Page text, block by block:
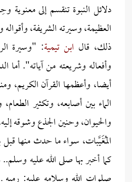
دلائل النبوة تنقسم إلى معنوية
العظيمة، وسيرته الشريفة، وأقواله
ذلك، قال ابن تيمية: "وسيرة
وأفعاله وشريعته من آياته". أما
أيضا، وأعظمها القرآن الكريم،
الماء بين أصابعه، وتكثير
والحيوان، وحنين الجذع وشوقه
المُغَيَّبات، سواء ما حدث منها
كما أخبر بها صلى الله عليه